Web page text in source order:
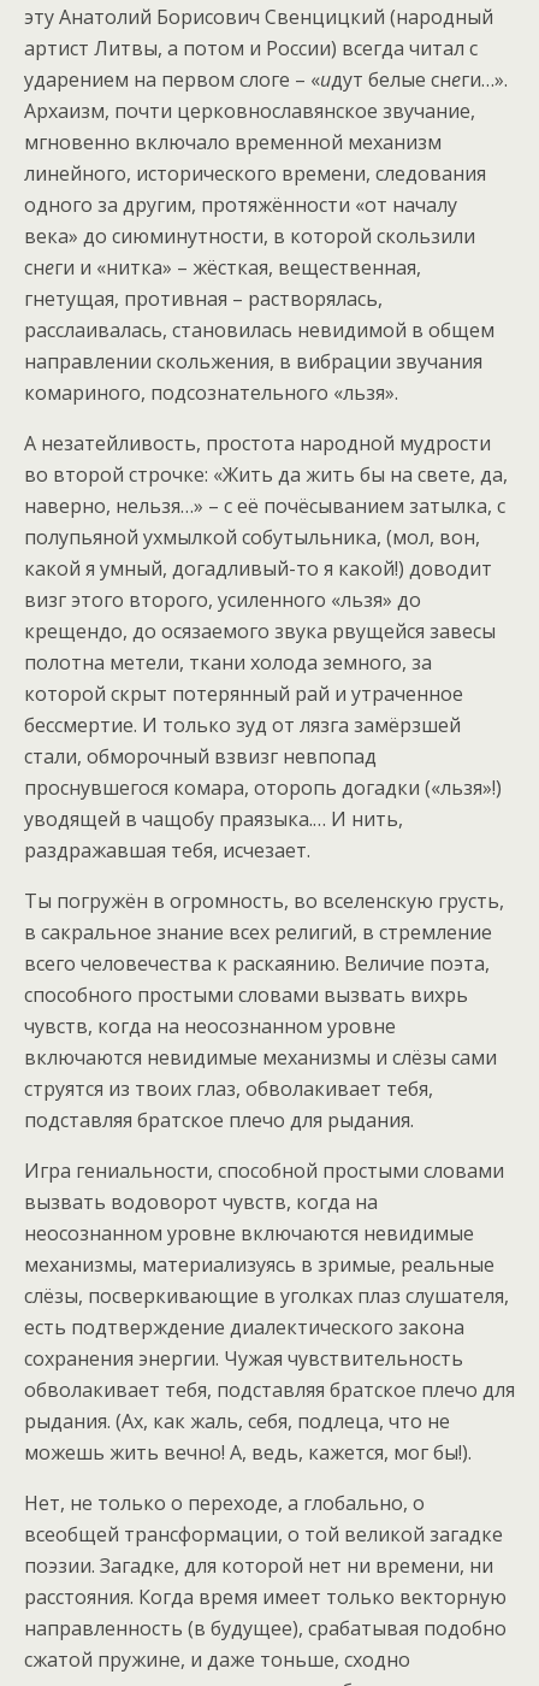
эту Анатолий Борисович Свенцицкий (народный
артист Литвы, а потом и России) всегда читал с
ударением на первом слоге – «идут белые снеги…».
Архаизм, почти церковнославянское звучание,
мгновенно включало временной механизм
линейного, исторического времени, следования
одного за другим, протяжённости «от началу
века» до сиюминутности, в которой скользили
снеги и «нитка» – жёсткая, вещественная,
гнетущая, противная – растворялась,
расслаивалась, становилась невидимой в общем
направлении скольжения, в вибрации звучания
комариного, подсознательного «льзя».
А незатейливость, простота народной мудрости
во второй строчке: «Жить да жить бы на свете, да,
наверно, нельзя…» – с её почёсыванием затылка, с
полупьяной ухмылкой собутыльника, (мол, вон,
какой я умный, догадливый-то я какой!) доводит
визг этого второго, усиленного «льзя» до
крещендо, до осязаемого звука рвущейся завесы
полотна метели, ткани холода земного, за
которой скрыт потерянный рай и утраченное
бессмертие. И только зуд от лязга замёрзшей
стали, обморочный взвизг невпопад
проснувшегося комара, оторопь догадки («льзя»!)
уводящей в чащобу праязыка.… И нить,
раздражавшая тебя, исчезает.
Ты погружён в огромность, во вселенскую грусть,
в сакральное знание всех религий, в стремление
всего человечества к раскаянию. Величие поэта,
способного простыми словами вызвать вихрь
чувств, когда на неосознанном уровне
включаются невидимые механизмы и слёзы сами
струятся из твоих глаз, обволакивает тебя,
подставляя братское плечо для рыдания.
Игра гениальности, способной простыми словами
вызвать водоворот чувств, когда на
неосознанном уровне включаются невидимые
механизмы, материализуясь в зримые, реальные
слёзы, посверкивающие в уголках плаз слушателя,
есть подтверждение диалектического закона
сохранения энергии. Чужая чувствительность
обволакивает тебя, подставляя братское плечо для
рыдания. (Ах, как жаль, себя, подлеца, что не
можешь жить вечно! А, ведь, кажется, мог бы!).
Нет, не только о переходе, а глобально, о
всеобщей трансформации, о той великой загадке
поэзии. Загадке, для которой нет ни времени, ни
расстояния. Когда время имеет только векторную
направленность (в будущее), срабатывая подобно
сжатой пружине, и даже тоньше, сходно